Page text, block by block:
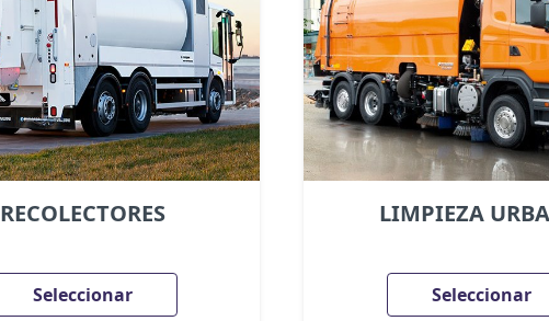
RECOLECTORES
Seleccionar
LIMPIEZA
Seleccionar